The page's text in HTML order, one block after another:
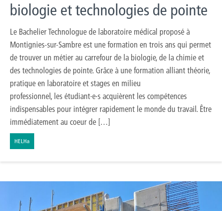
biologie et technologies de pointe
Le Bachelier Technologue de laboratoire médical proposé à
Montignies-sur-Sambre est une formation en trois ans qui permet
de trouver un métier au carrefour de la biologie, de la chimie et
des technologies de pointe. Grâce à une formation alliant théorie,
pratique en laboratoire et stages en milieu
professionnel, les étudiant·e·s acquièrent les compétences
indispensables pour intégrer rapidement le monde du travail. Être
immédiatement au coeur de […]
HELHa